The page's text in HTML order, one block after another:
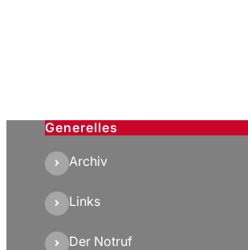
Generelles
Archiv
Links
Der Notruf